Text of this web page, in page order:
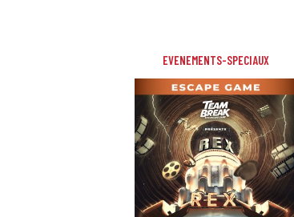
EVENEMENTS-SPECIAUX